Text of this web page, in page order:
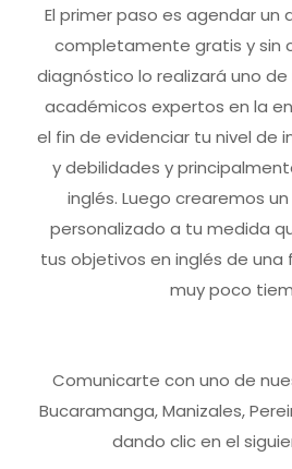
El primer paso es agendar un
completamente gratis y sin
diagnóstico lo realizará uno
académicos expertos en la
el fin de evidenciar tu nivel de
y debilidades y
inglés. Luego crearemos
personalizado a tu medida
tus objetivos en inglés de
muy poco
Comunicarte con uno de
Bucaramanga, Manizales,
dando clic en el